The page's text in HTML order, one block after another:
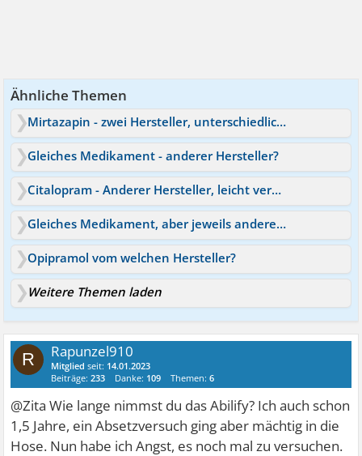
Ähnliche Themen
Mirtazapin - zwei Hersteller, unterschiedliche Wirkung?
Gleiches Medikament - anderer Hersteller?
Citalopram - Anderer Hersteller, leicht veränderte Wirkung?
Gleiches Medikament, aber jeweils anderer Hersteller
Opipramol vom welchen Hersteller?
Weitere Themen laden
R Rapunzel910
Mitglied seit: 14.01.2023
Beiträge:233 Danke: 109 Themen:6
@Zita Wie lange nimmst du das Abilify? Ich auch schon
1,5 Jahre, ein Absetzversuch ging aber mächtig in die
Hose. Nun habe ich Angst, es noch mal zu versuchen.